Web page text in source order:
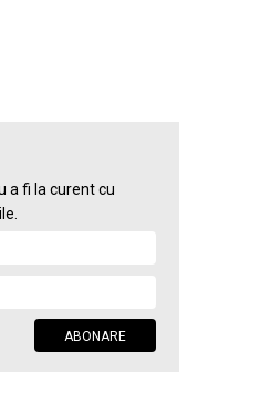
a fi la curent cu